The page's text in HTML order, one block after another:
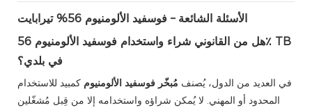
الأسئلة الشائعة – فوسفيد الألومنيوم 56% تيرابايت
هل من القانوني شراء واستخدام فوسفيد الألومنيوم 56٪ TB
في بلدي؟
في العديد من الدول، يُصنف مُبخّر فوسفيد الألومنيوم كمبيد للاستخدام
المحدود أو المهني. لا يُمكن شراؤه واستخدامه إلا من قِبل مُشغّلين